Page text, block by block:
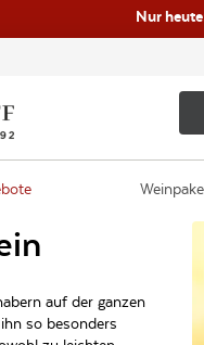
Nur
auf der ganzen
so besonders